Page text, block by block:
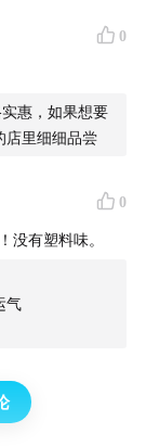
0
惠，如果想要
店里细细品尝
0
没有塑料味。
气